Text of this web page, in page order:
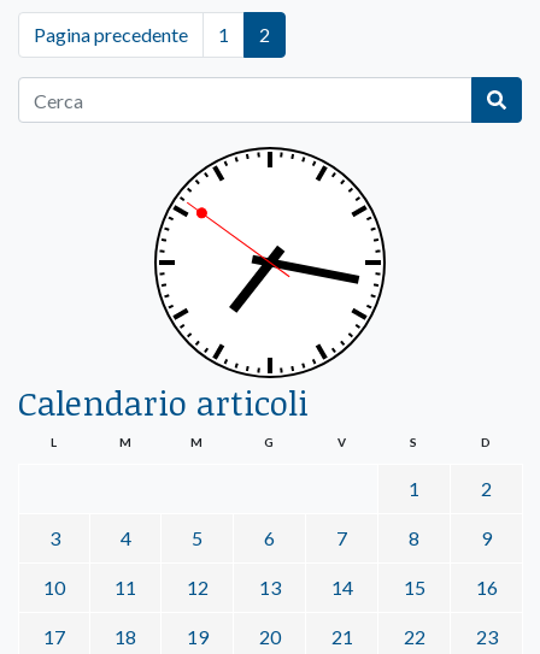
Pagina precedente 1 2
Calendario articoli
L M M G V S D
1 2
3 4 5 6 7 8 9
10 11 12 13 14 15 16
17 18 19 20 21 22 23